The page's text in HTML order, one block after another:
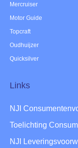
Mercruiser
Motor Guide
Topcraft
Oudhuijzer
Quicksilver
Links
NJI
Toelichting
NJI